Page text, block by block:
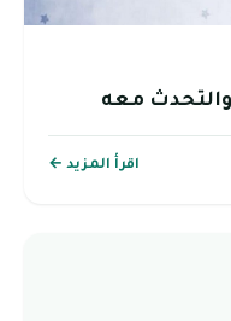
معه
اقرأ المزيد ←